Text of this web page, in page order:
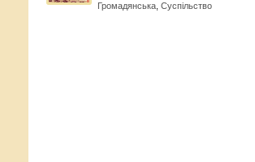
Громадянська ,Суспільство